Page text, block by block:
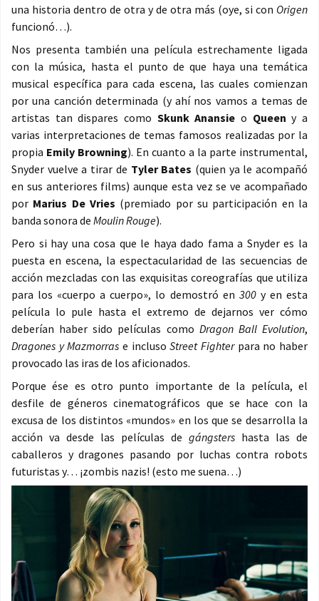
una historia dentro de otra y de otra más (oye, si con Origen
funcionó…).
Nos presenta también una película estrechamente ligada
con la música, hasta el punto de que haya una temática
musical específica para cada escena, las cuales comienzan
por una canción determinada (y ahí nos vamos a temas de
artistas tan dispares como Skunk Anansie o Queen y a
varias interpretaciones de temas famosos realizadas por la
propia Emily Browning). En cuanto a la parte instrumental,
Snyder vuelve a tirar de Tyler Bates (quien ya le acompañó
en sus anteriores films) aunque esta vez se ve acompañado
por Marius De Vries (premiado por su participación en la
banda sonora de Moulin Rouge).
Pero si hay una cosa que le haya dado fama a Snyder es la
puesta en escena, la espectacularidad de las secuencias de
acción mezcladas con las exquisitas coreografías que utiliza
para los «cuerpo a cuerpo», lo demostró en 300y en esta
película lo pule hasta el extremo de dejarnos ver cómo
deberían haber sido películas como Dragon Ball Evolution,
Dragones y Mazmorras e inclusoStreet Fighterpara no haber
provocado las iras de los aficionados.
Porque ése es otro punto importante de la película, el
desfile de géneros cinematográficos que se hace con la
excusa de los distintos «mundos» en los que se desarrolla la
acción va desde las películas de gángsters hasta las de
caballeros y dragones pasando por luchas contra robots
futuristas y… ¡zombis nazis! (esto me suena…)